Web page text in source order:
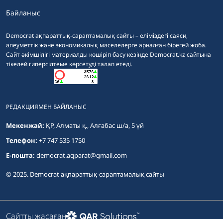
Democrat ақпараттық-сараптамалық сайты – еліміздегі саяси,
әлеуметтік және экономикалық мәселелерге арналған бірегей жоба.
Сайт әкімшілігі материалды көшіріп басу кезінде Democrat.kz сайтына
тікелей гиперсілтеме көрсетуді талап етеді.
Байланыс
РЕДАКЦИЯМЕН БАЙЛАНЫС
Мекенжай: ҚР, Алматы қ., Алғабас ш/а, 5 үй
Телефон: +7 747 535 1750
E-пошта: democrat.aqparat@gmail.com
© 2025. Democrat ақпараттық-сараптамалық сайты
Сайтты жасаған